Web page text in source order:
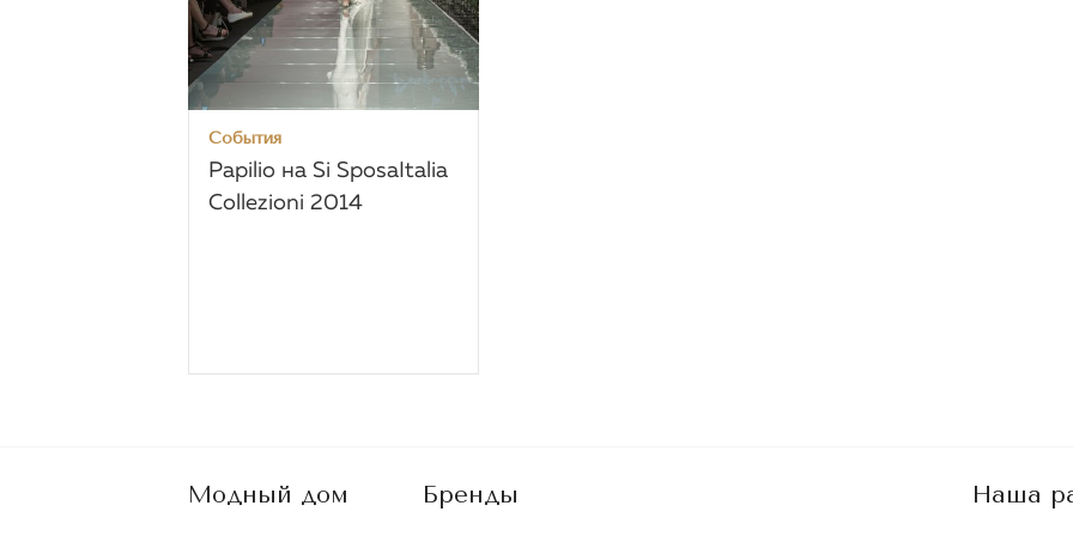
События
Papilio на Si SposaItalia
Collezioni 2014
Модный дом Бренды Наша